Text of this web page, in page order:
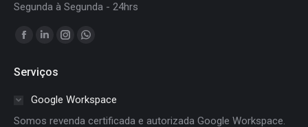
Segunda à Segunda - 24hrs
Encontre-nos em:
Facebook
opens
Linkedin
opens
in
Instagram
in
new
Whatsapp
in
Serviços
Google Workspace
Somos revenda certificada e autorizada Google Workspace.